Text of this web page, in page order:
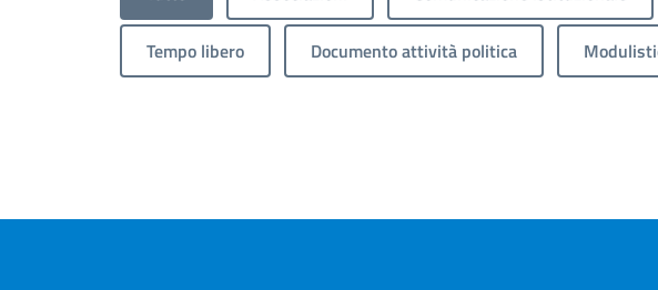
Tempo libero Documento attività politica